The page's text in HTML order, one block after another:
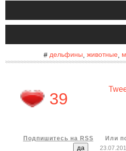
# дельфины животные,
39
Подпишитесь на RSS
Или